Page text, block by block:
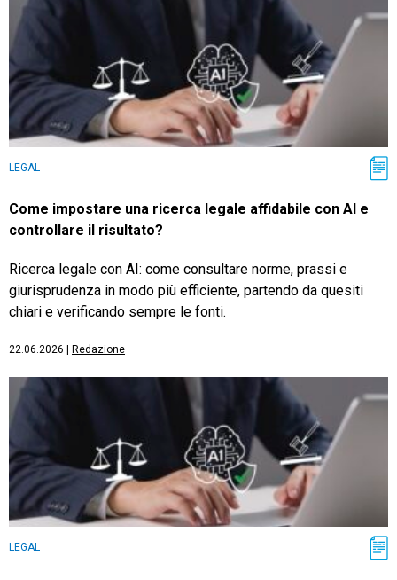
LEGAL
Come impostare una ricerca legale affidabile con AI e
controllare il risultato?
Ricerca legale con AI: come consultare norme, prassi e
giurisprudenza in modo più efficiente, partendo da quesiti
chiari e verificando sempre le fonti.
22.06.2026 Redazione
LEGAL